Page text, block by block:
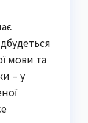
мови та
– у